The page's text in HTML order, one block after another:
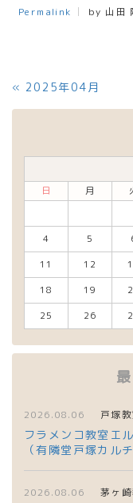
Permalink by 山田
« 2025年04月
日 月
4
5
11
12
18
19
25
26
2026.08.06 戸塚
フラメンコ教室エ
（有隣堂戸塚カル
2026.08.06 茅ヶ